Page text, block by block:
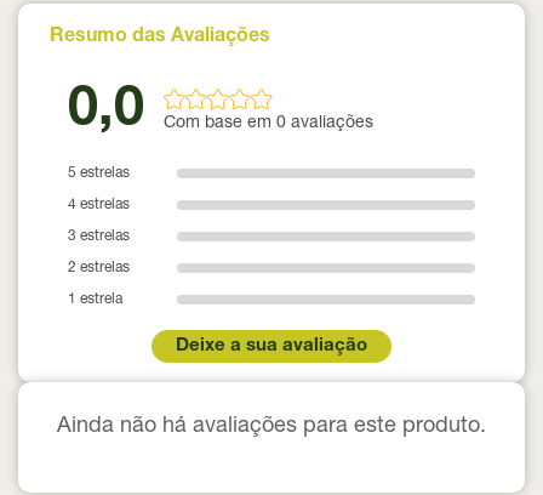
Resumo das Avaliações
0,0 Com base em 0 avaliações
5 estrelas
4 estrelas
3 estrelas
2 estrelas
1 estrela
Deixe a sua avaliação
Ainda não há avaliações para este produto.